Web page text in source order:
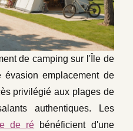
de camping sur l'Île de
emplacement de
privilégié aux plages de
authentiques. Les
de ré bénéficient d'une